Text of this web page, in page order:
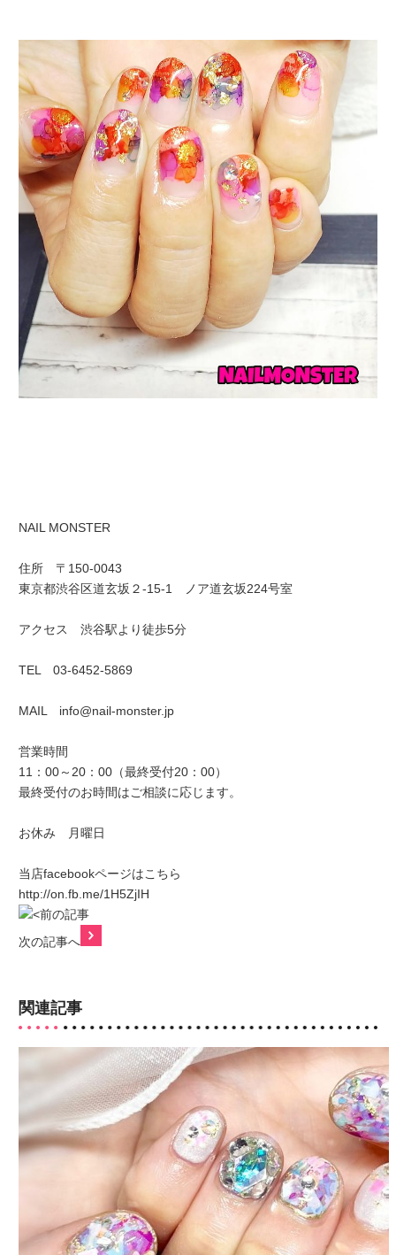
NAIL MONSTER
住所 〒150-0043
東京都渋谷区道玄坂２-15-1 ノア道玄坂224号室
アクセス 渋谷駅より徒歩5分
TEL 03-6452-5869
MAIL info@nail-monster.jp
営業時間
11：00～20：00（最終受付20：00）
最終受付のお時間はご相談に応じます。
お休み 月曜日
当店facebookページはこちら
http://on.fb.me/1H5ZjIH
前の記事
次の記事へ
関連記事